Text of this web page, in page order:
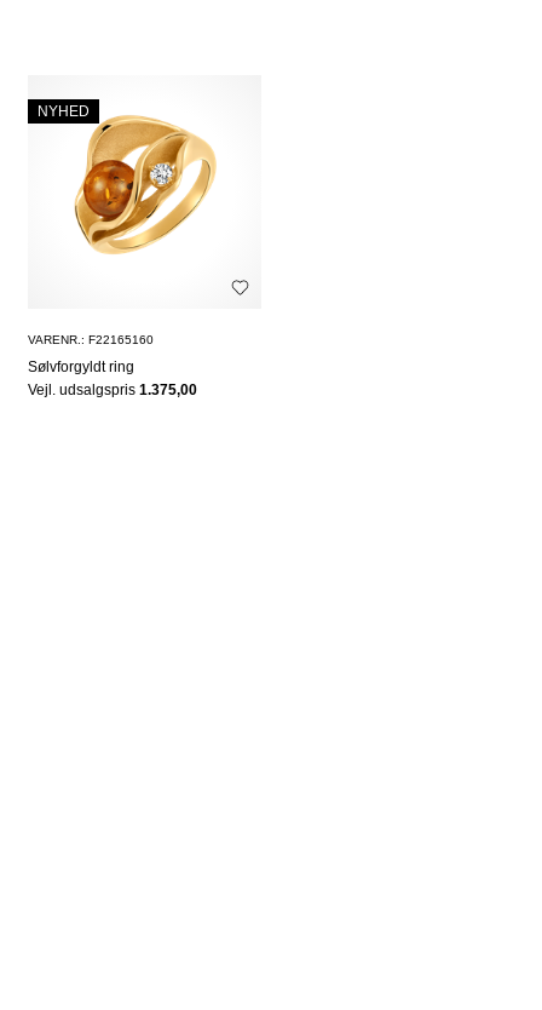
NYHED
VARENR.: F22165160
Sølvforgyldt ring
Vejl. udsalgspris 1.375,00